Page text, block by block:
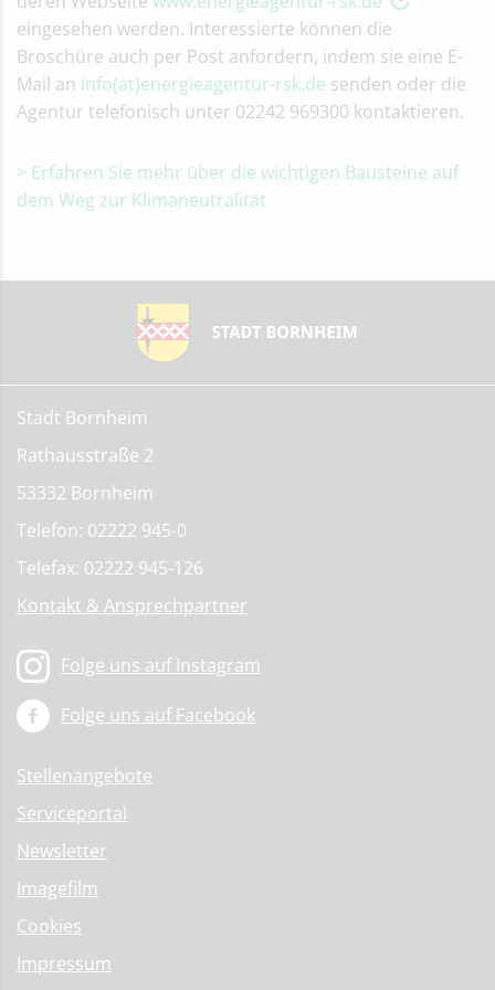
eingesehen werden. Interessierte können die
Broschüre auch per Post anfordern, indem sie eine E-
Mail an info(at)energieagentur-rsk.de senden oder die
Agentur telefonisch unter 02242 969300 kontaktieren.
> Erfahren Sie mehr über die wichtigen Bausteine auf
dem Weg zur Klimaneutralität
Stadt Bornheim
Rathausstraße 2
53332 Bornheim
Telefon: 02222 945-0
Telefax: 02222 945-126
Kontakt & Ansprechpartner
Folge uns auf Instagram
Folge uns auf Facebook
Stellenangebote
Serviceportal
Newsletter
Imagefilm
Cookies
Impressum